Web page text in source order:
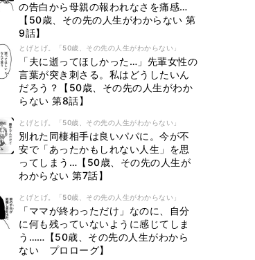
の告白から母親の報われなさを痛感…
【50歳、その先の人生がわからない 第
9話】
とげとげ。「50歳、その先の人生がわからない」
「夫に逝ってほしかった…」先輩女性の
言葉が突き刺さる。私はどうしたいん
だろう？【50歳、その先の人生がわか
らない 第8話】
とげとげ。「50歳、その先の人生がわからない」
別れた同棲相手は良いパパに。今が不
安で「あったかもしれない人生」を思
ってしまう…【50歳、その先の人生が
わからない 第7話】
とげとげ。「50歳、その先の人生がわからない」
「ママが終わっただけ」なのに、自分
に何も残っていないように感じてしま
う……【50歳、その先の人生がわから
ない プロローグ】